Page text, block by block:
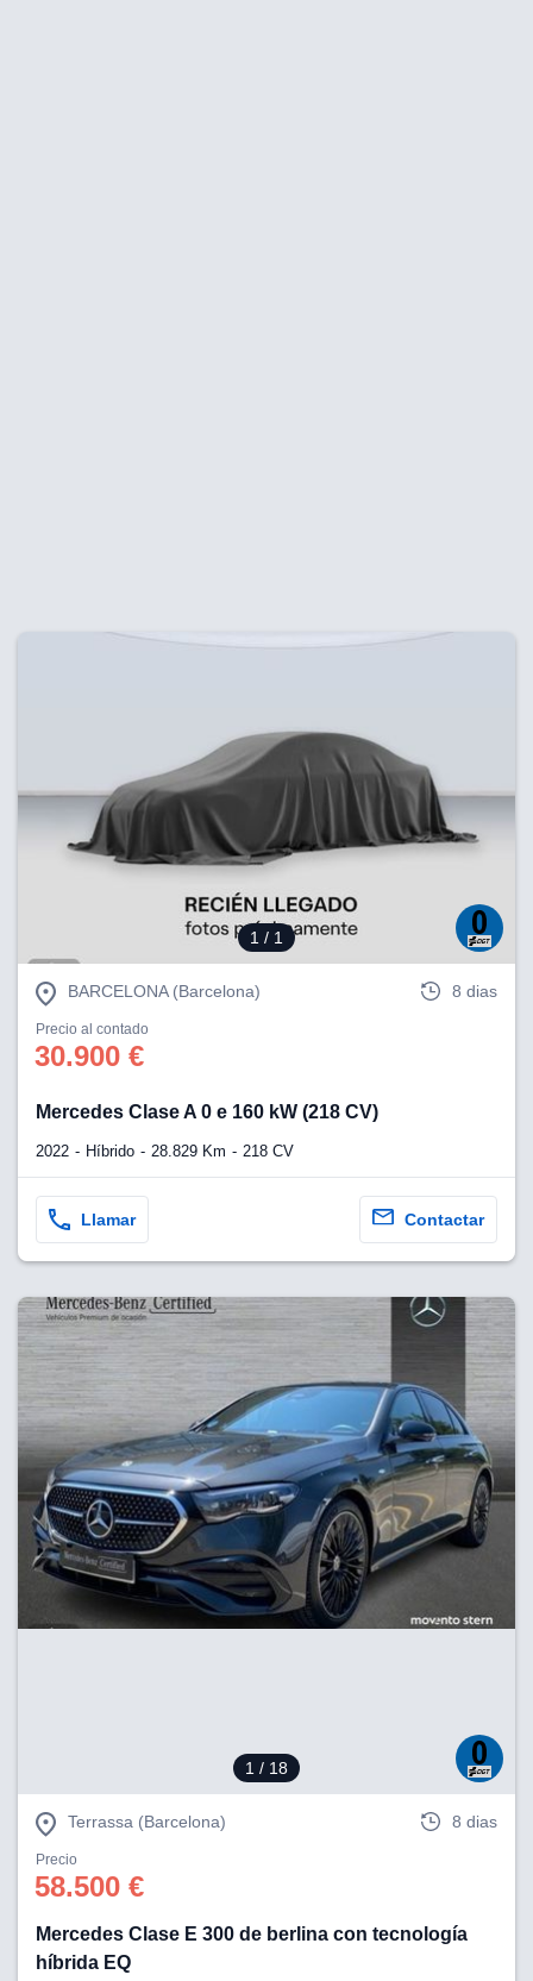
1 / 1
BARCELONA (Barcelona) 8 dias
Precio al contado
30.900 €
Mercedes Clase A 0 e 160 kW (218 CV)
2022 Híbrido 28.829 Km 218 CV
Llamar Contactar
1 / 18
Terrassa (Barcelona) 8 dias
Precio
58.500 €
Mercedes Clase E 300 de berlina con tecnología
híbrida EQ